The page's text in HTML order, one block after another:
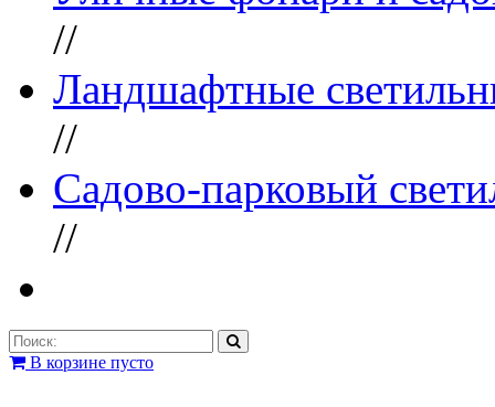
//
Ландшафтные
//
Садово-парковый
//
В корзине пусто